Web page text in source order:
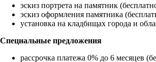
эскиз портрета на памятник
эскиз оформления памятника
установка на кладбищах города и
Специальные предложения
рассрочка платежа 0% до 6 месяцев